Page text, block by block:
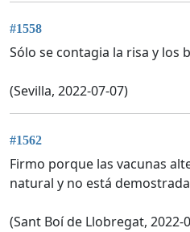
#1558
Sólo se contagia la risa y los
(Sevilla, 2022-07-07)
#1562
Firmo porque las vacunas
natural y no está
(Sant Boí de Llobregat, 2022-